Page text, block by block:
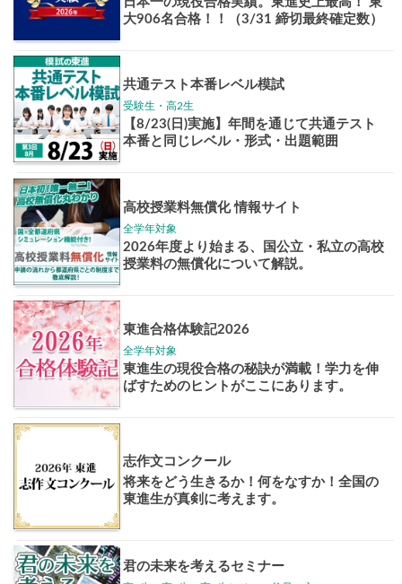
Pick up!